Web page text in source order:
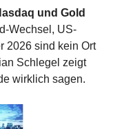
und Gold
Wechsel, US-
2026 sind kein Ort
Schlegel zeigt
wirklich sagen.